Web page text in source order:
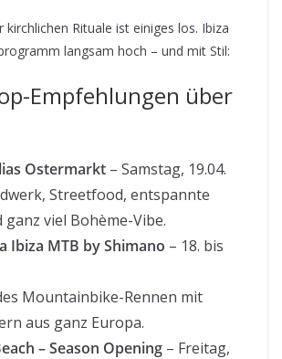
kirchlichen Rituale ist einiges los. Ibiza
langsam hoch – und mit Stil:
Empfehlungen über
Ostermarkt – Samstag, 19.04.
Streetfood, entspannte
ganz viel Bohème-Vibe.
Ibiza MTB by Shimano – 18. bis
Mountainbike-Rennen mit
aus ganz Europa.
– Season Opening – Freitag,